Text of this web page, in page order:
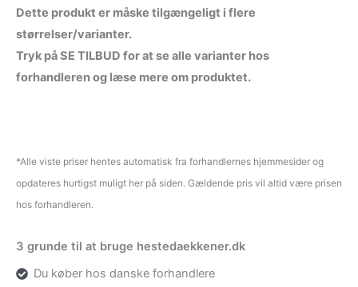
Dette produkt er måske tilgængeligt i flere
størrelser/varianter.
Tryk på SE TILBUD for at se alle varianter hos
forhandleren og læse mere om produktet.
*Alle viste priser hentes automatisk fra forhandlernes hjemmesider og
opdateres hurtigst muligt her på siden. Gældende pris vil altid være prisen
hos forhandleren.
3 grunde til at bruge hestedaekkener.dk
Du køber hos danske forhandlere